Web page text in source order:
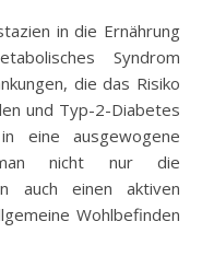
in die Ernährung
Syndrom
die das Risiko
und Typ-2-Diabetes
eine ausgewogene
nicht nur die
auch einen aktiven
Wohlbefinden